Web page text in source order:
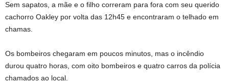
Sem sapatos, a mãe e o filho correram para fora com seu querido
cachorro Oakley por volta das 12h45 e encontraram o telhado em
chamas.
Os bombeiros chegaram em poucos minutos, mas o incêndio
durou quatro horas, com oito bombeiros e quatro carros da polícia
chamados ao local.